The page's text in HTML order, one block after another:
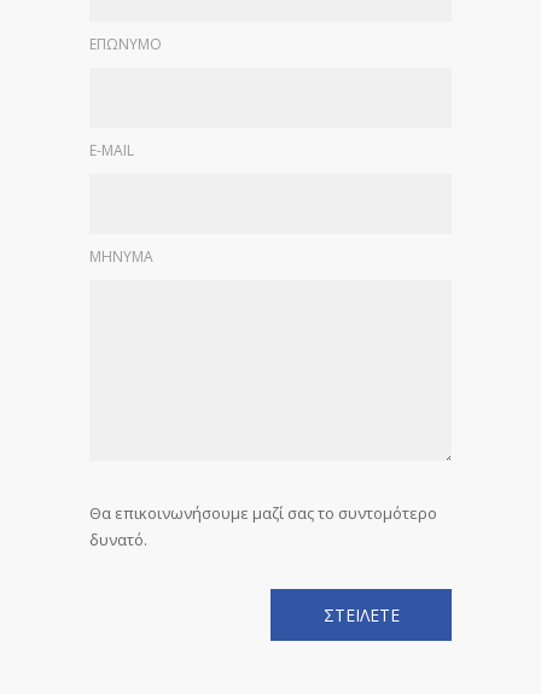
ΕΠΩΝΥΜΟ
E-MAIL
ΜΗΝΥΜΑ
Θα επικοινωνήσουμε μαζί σας το συντομότερο
δυνατό.